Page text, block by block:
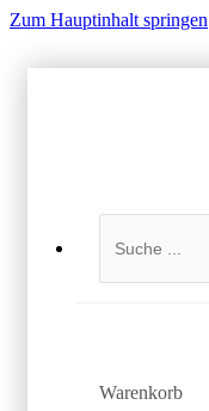
Zum Hauptinhalt springen
Suchen
Warenkorb